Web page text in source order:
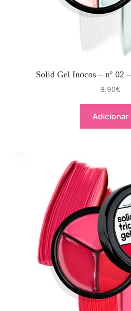
Solid Gel Inocos – nº 02
9.90€
Adicionar